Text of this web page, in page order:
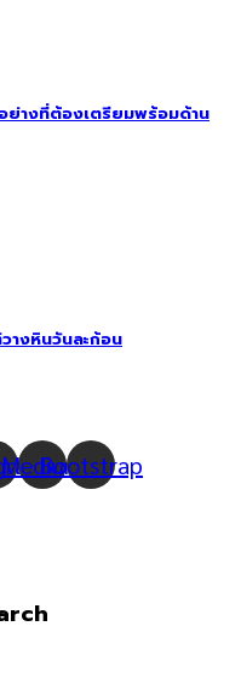
ย่างที่ต้องเตรียมพร้อมด้าน
างหินวันละก้อน
Medium
Bootstrap